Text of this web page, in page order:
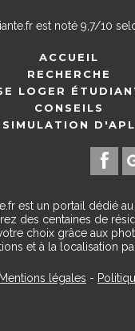
est noté 9,7/10
ACCUEIL
RECHERCHE
LOGER
CONSEILS
SIMULATION D'APL
est un portail dédié
des centaines de
choix grâce aux
et à la localisation
Mentions légales -